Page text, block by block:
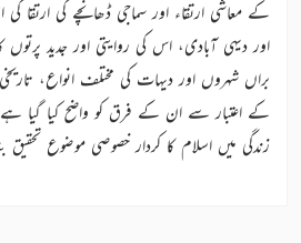
کے معاشی ارتقاء اور سماجی ڈھانچے کی ارتقا
اور دیہی آبادی، اس کی روایتی اور جدید پرتوں
براں شہروں اور دیہات کی مختلف انواع،
کے اعتبار سے ان کے فرق کو واضح کیا گیا ہے۔
زندگی میں اسلام کا کردار خصوصی موضوع تحقیق